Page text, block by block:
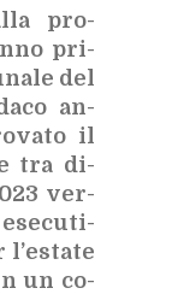
pro­
pri­
del
an­
il
tra di­
ver­
un co­